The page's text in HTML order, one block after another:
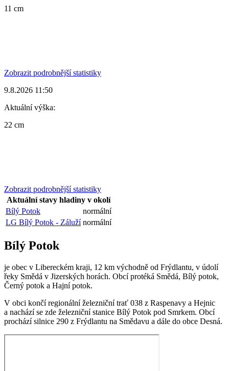
11 cm
Zobrazit podrobnější statistiky
9.8.2026 11:50
Aktuální výška:
22 cm
Zobrazit podrobnější statistiky
Aktuální stavy hladiny v okolí
Bílý Potok
normální
LG Bílý Potok - Záluží normální
Bílý Potok
je obec v Libereckém kraji, 12 km východně od Frýdlantu, v údolí
řeky Smědá v Jizerských horách. Obcí protéká Smědá, Bílý potok,
Černý potok a Hajní potok.
V obci končí regionální železniční trať 038 z Raspenavy a Hejnic
a nachází se zde železniční stanice Bílý Potok pod Smrkem. Obcí
prochází silnice 290 z Frýdlantu na Smědavu a dále do obce Desná.